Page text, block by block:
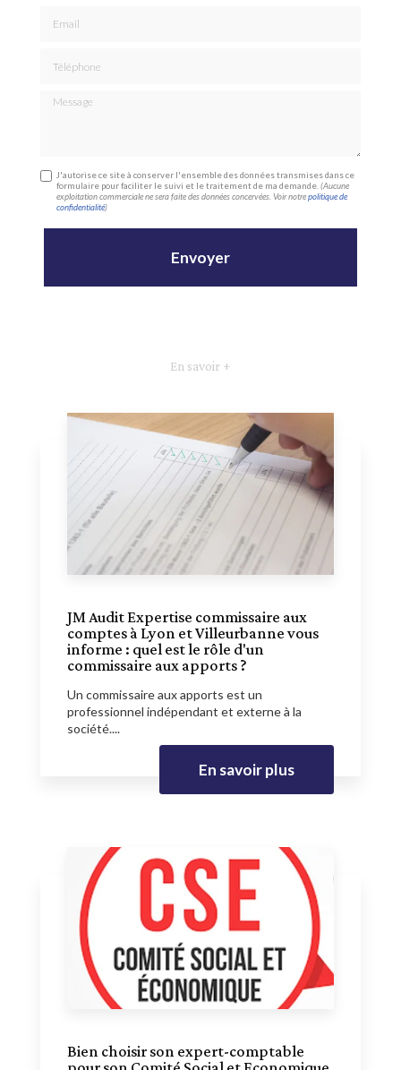
Message
J'autorise ce site à conserver l'ensemble des données transmises dans ce
formulaire pour faciliter le suivi et le traitement de ma demande.(Aucune
exploitation commerciale ne sera faite des données concervées. Voir notrepolitique de
confidentialité)
En savoir +
JM Audit Expertise commissaire aux
comptes à Lyon et Villeurbanne vous
informe : quel est le rôle d'un
commissaire aux apports ?
Un commissaire aux apports est un
professionnel indépendant et externe à la
société....
En savoir plus
Bien choisir son expert-comptable